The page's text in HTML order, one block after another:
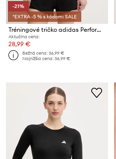
-21%
*EXTRA -5 % s kódom: SALE
Tréningové tričko adidas Performance adi365
Aktuálna cena:
28,99 €
Bežná cena:36,99 €
Najnižšia cena:36,99 €